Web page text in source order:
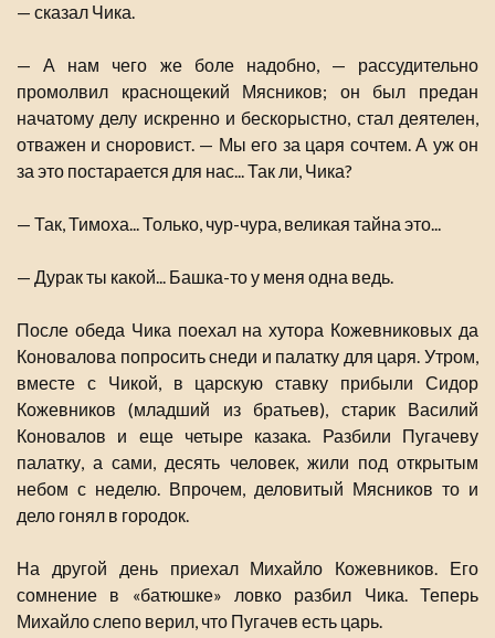
— сказал Чика.
— А нам чего же боле надобно, — рассудительно
промолвил краснощекий Мясников; он был предан
начатому делу искренно и бескорыстно, стал деятелен,
отважен и сноровист. — Мы его за царя сочтем. А уж он
за это постарается для нас... Так ли, Чика?
— Так, Тимоха... Только, чур-чура, великая тайна это...
— Дурак ты какой... Башка-то у меня одна ведь.
После обеда Чика поехал на хутора Кожевниковых да
Коновалова попросить снеди и палатку для царя. Утром,
вместе с Чикой, в царскую ставку прибыли Сидор
Кожевников (младший из братьев), старик Василий
Коновалов и еще четыре казака. Разбили Пугачеву
палатку, а сами, десять человек, жили под открытым
небом с неделю. Впрочем, деловитый Мясников то и
дело гонял в городок.
На другой день приехал Михайло Кожевников. Его
сомнение в «батюшке» ловко разбил Чика. Теперь
Михайло слепо верил, что Пугачев есть царь.